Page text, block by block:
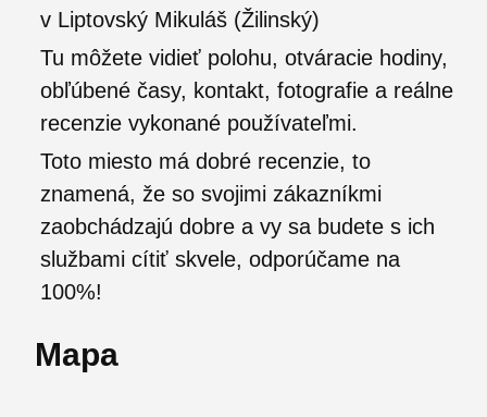
v Liptovský Mikuláš (Žilinský)
Tu môžete vidieť polohu, otváracie hodiny,
obľúbené časy, kontakt, fotografie a reálne
recenzie vykonané používateľmi.
Toto miesto má dobré recenzie, to
znamená, že so svojimi zákazníkmi
zaobchádzajú dobre a vy sa budete s ich
službami cítiť skvele, odporúčame na
100%!
Mapa